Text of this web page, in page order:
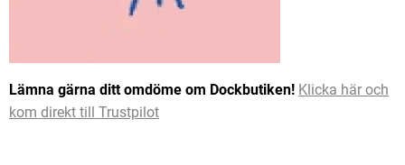
Lämna gärna ditt omdöme om Dockbutiken! Klicka här och
kom direkt till Trustpilot